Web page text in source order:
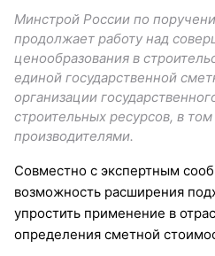
Минстрой России по
продолжает работу над
ценообразования в
единой государственной
организации
строительных ресурсов, в
производителями.
Совместно с экспертным
возможность расширения
упростить применение в
определения сметной